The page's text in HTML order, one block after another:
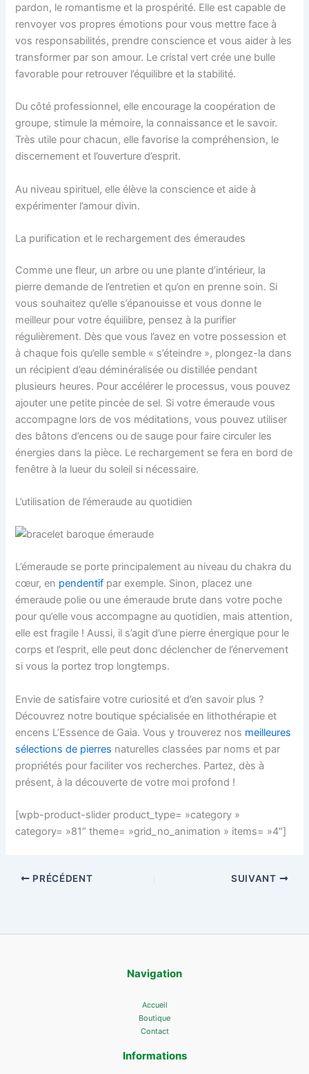
pardon, le romantisme et la prospérité. Elle est capable de
renvoyer vos propres émotions pour vous mettre face à
vos responsabilités, prendre conscience et vous aider à les
transformer par son amour. Le cristal vert crée une bulle
favorable pour retrouver l’équilibre et la stabilité.
Du côté professionnel, elle encourage la coopération de
groupe, stimule la mémoire, la connaissance et le savoir.
Très utile pour chacun, elle favorise la compréhension, le
discernement et l’ouverture d’esprit.
Au niveau spirituel, elle élève la conscience et aide à
expérimenter l’amour divin.
La purification et le rechargement des émeraudes
Comme une fleur, un arbre ou une plante d’intérieur, la
pierre demande de l’entretien et qu’on en prenne soin. Si
vous souhaitez qu’elle s’épanouisse et vous donne le
meilleur pour votre équilibre, pensez à la purifier
régulièrement. Dès que vous l’avez en votre possession et
à chaque fois qu’elle semble « s’éteindre », plongez-la dans
un récipient d’eau déminéralisée ou distillée pendant
plusieurs heures. Pour accélérer le processus, vous pouvez
ajouter une petite pincée de sel. Si votre émeraude vous
accompagne lors de vos méditations, vous pouvez utiliser
des bâtons d’encens ou de sauge pour faire circuler les
énergies dans la pièce. Le rechargement se fera en bord de
fenêtre à la lueur du soleil si nécessaire.
L’utilisation de l’émeraude au quotidien
L’émeraude se porte principalement au niveau du chakra du
cœur, en pendentif par exemple. Sinon, placez une
émeraude polie ou une émeraude brute dans votre poche
pour qu’elle vous accompagne au quotidien, mais attention,
elle est fragile ! Aussi, il s’agit d’une pierre énergique pour le
corps et l’esprit, elle peut donc déclencher de l’énervement
si vous la portez trop longtemps.
Envie de satisfaire votre curiosité et d’en savoir plus ?
Découvrez notre boutique spécialisée en lithothérapie et
encens L’Essence de Gaia. Vous y trouverez nos meilleures
sélections de pierres naturelles classées par noms et par
propriétés pour faciliter vos recherches. Partez, dès à
présent, à la découverte de votre moi profond !
[wpb-product-slider product_type= »category »
category= »81″ theme= »grid_no_animation » items= »4″]
PRÉCÉDENT SUIVANT
Navigation
Accueil
Boutique
Contact
Informations